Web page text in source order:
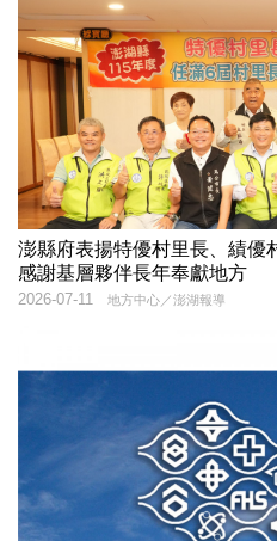
澎縣府表揚特優村里長、績
感謝基層夥伴長年奉獻地方
地方中心／澎湖報導
2026-07-11